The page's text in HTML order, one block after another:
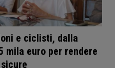
e ciclisti, dalla
mila euro per rendere